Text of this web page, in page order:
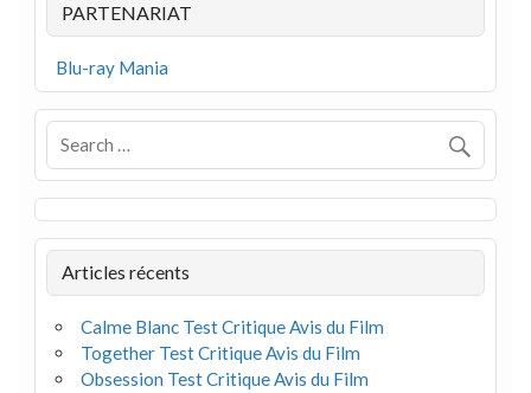
PARTENARIAT
Blu-ray Mania
Articles récents
Calme Blanc Test Critique Avis du Film
Together Test Critique Avis du Film
Obsession Test Critique Avis du Film